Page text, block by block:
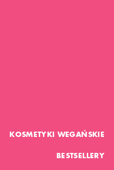
KOSMETYKI WEGAŃSKIE
BESTSELLERY